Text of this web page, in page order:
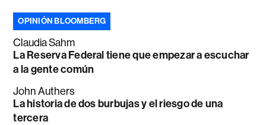
OPINIÓN BLOOMBERG
Claudia Sahm
La Reserva Federal tiene que empezar a escuchar
a la gente común
John Authers
La historia de dos burbujas y el riesgo de una
tercera